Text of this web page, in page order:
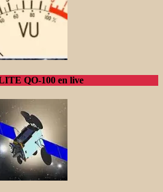
QO-100 en live